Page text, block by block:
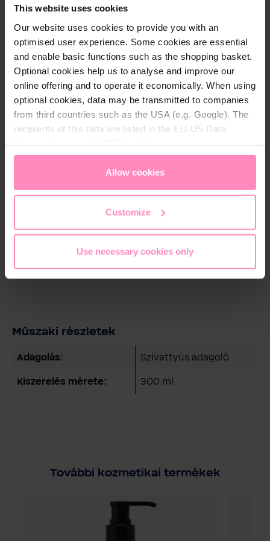
This website uses cookies
Our website uses cookies to provide you with an
optimised user experience. Some cookies are essential
and enable basic functions such as the shopping basket.
Optional cookies help us to analyse and improve our
online offering and to operate it economically. When using
optional cookies, data may be transmitted to companies
from third countries such as the USA (e.g. Google). The
recipients of this data are listed in the EU-US Data
appropriate level of data protection. You canaccept all
only allow necessary cookies
access and change your chosen setting at any time in
Allow cookies
Customize
Use necessary cookies only
természetes rugalmasságát és puhaságát. A krém
tökéletes mindennapos használatra, akár kézre, akár
testre.
AzEco Boutiquetermékcsalád a fenntartható
bőrápolás iránti elköteleződés jegyében született: a
fejlett formulázási technológiát újrahasznosított
csomagolóanyagokkal ötvözi, harmonikusan
lehetőségeket.
Atermészetes aloe vera levélkivonatés abio zöld
támogatják a bőr komfortérzetét, miközben
segítenek megvédeni a bőrt a kiszáradástól. A finom,
friss illat kellemes ápolási élményt nyújt, a letisztult
Műszaki részletek
Adagolás: Szivattyús adagoló
Kiszerelés mérete: 300 ml
További kozmetikai termékek